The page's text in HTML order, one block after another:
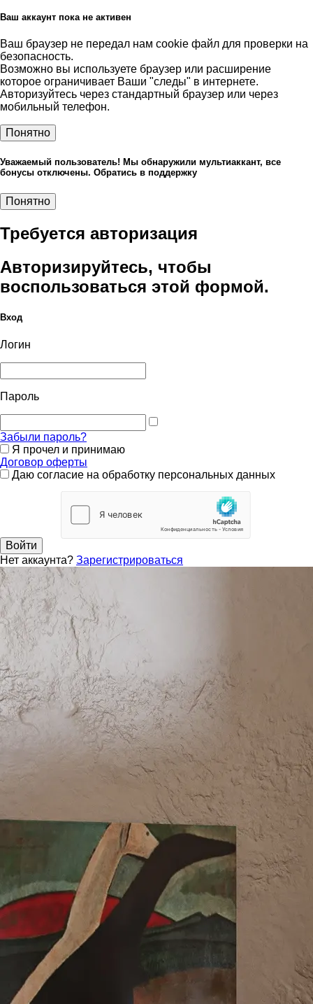
Ваш аккаунт пока не активен
Ваш браузер не передал нам cookie файл для проверки на
безопасность.
Возможно вы используете браузер или расширение
которое ограничивает Ваши "следы" в интернете.
Авторизуйтесь через стандартный браузер или через
мобильный телефон.
Понятно
Уважаемый пользователь! Мы обнаружили мультиаккант, все
бонусы отключены. Обратись в поддержку
Понятно
Требуется авторизация
Авторизируйтесь, чтобы
воспользоваться этой формой.
Вход
Логин
Пароль
Забыли пароль?
Я прочел и принимаю
Договор оферты
Даю согласие на обработку персональных данных
Войти
Нет аккаунта? Зарегистрироваться